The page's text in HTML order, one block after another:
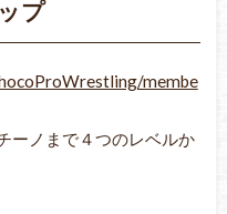
プ
membe
ーノまで４つのレベルか